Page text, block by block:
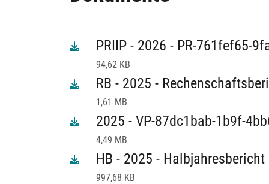
PRIIP - 2026 - PR-761fef65-
94,62 KB
RB - 2025 -
1,61 MB
2025 - VP-87dc1bab-1b9f-
4,49 MB
HB - 2025 - Halbjahresbericht
997,68 KB